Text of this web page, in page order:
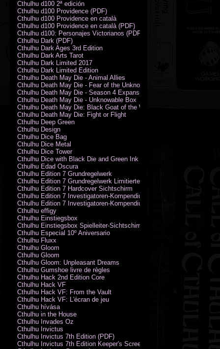
Cthulhu d100 2ª edición
Cthulhu d100 Providence (PDF)
Cthulhu d100 Providence en català
Cthulhu d100 Providence en català (PDF)
Cthulhu d100: Personajes Victorianos (PDF)
Cthulhu Dark (PDF)
Cthulhu Dark Ages 3rd Edition
Cthulhu Dark Arts Tarot
Cthulhu Dark Limited 2017
Cthulhu Dark Limited Edition
Cthulhu Death May Die - Animal Allies
Cthulhu Death May Die - Fear of the Unknown
Cthulhu Death May Die - Season 4 Expansion
Cthulhu Death May Die - Unknowable Box
Cthulhu Death May Die: Black Goat of the Woods
Cthulhu Death May Die: Fight or Flight
Cthulhu Deep Green
Cthulhu Design
Cthulhu Dice Bag
Cthulhu Dice Metal
Cthulhu Dice Tower
Cthulhu Dice with Black Die and Green Ink
Cthulhu Edad Oscura
Cthulhu Edition 7 Grundregelwerk
Cthulhu Edition 7 Grundregelwerk Limitierte Edition
Cthulhu Edition 7 Hardcover Sichtschirm
Cthulhu Edition 7 Investigatoren-Kompendium
Cthulhu Edition 7 Investigatoren-Kompendium Limitierte Edition
Cthulhu effigy
Cthulhu Einstiegsbox
Cthulhu Einstiegsbox Spielleiter-Sichtschirm
Cthulhu Especial 10º Aniversario
Cthulhu Fluxx
Cthulhu Gloom
Cthulhu Gloom
Cthulhu Gloom: Unpleasant Dreams
Cthulhu Gumshoe livre de règles
Cthulhu Hack 2nd Edition Core
Cthulhu Hack VF
Cthulhu Hack VF: From the Vault
Cthulhu Hack VF: L'écran de jeu
Cthulhu hívása
Cthulhu in the House
Cthulhu Invades Oz
Cthulhu Invictus
Cthulhu Invictus 7th Edition (PDF)
Cthulhu Invictus 7th Edition Keeper's Screen